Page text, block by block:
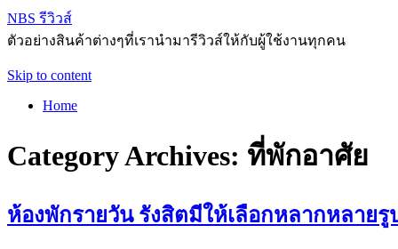
NBS รีวิวส์
ตัวอย่างสินค้าต่างๆที่เรานำมารีวิวส์ให้กับผู้ใช้งานทุกคน
Skip to content
Home
Category Archives: ที่พักอาศัย
ห้องพักรายวัน รังสิตมีให้เลือกหลากหลายรู